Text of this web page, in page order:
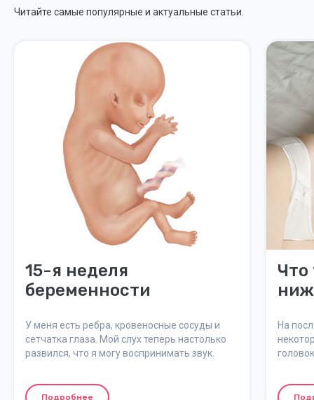
Читайте самые популярные и актуальные статьи.
15-я неделя
беременности
У меня есть ребра, кровеносные сосуды и
сетчатка глаза. Мой слух теперь настолько
развился, что я могу воспринимать звук.
Подробнее
Что
На
вену.